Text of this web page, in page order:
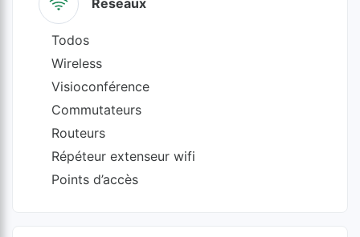
Reseaux
Todos
Wireless
Visioconférence
Commutateurs
Routeurs
Répéteur extenseur wifi
Points d’accès